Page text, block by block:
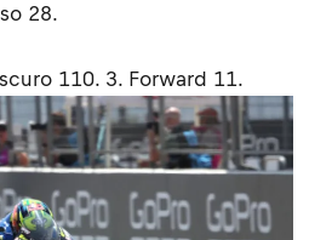
28.
110. 3. Forward 11.